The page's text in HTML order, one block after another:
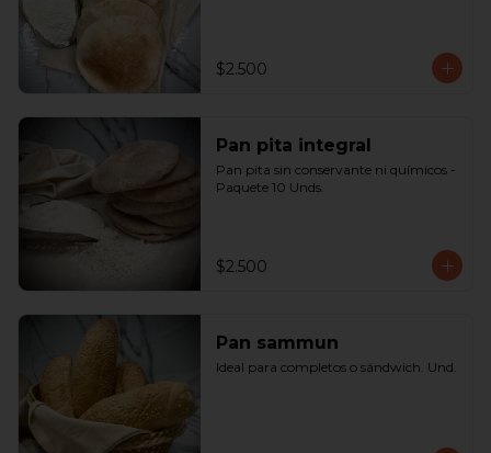
$2.500
Pan pita integral
Pan pita sin conservante ni químicos -
Paquete 10 Unds.
$2.500
Pan sammun
Ideal para completos o sándwich. Und.